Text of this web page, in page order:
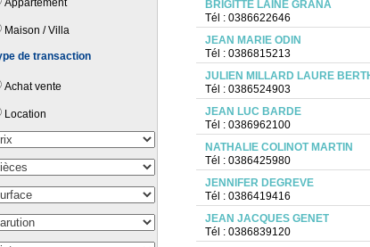
Appartement
Maison / Villa
de transaction
Achat vente
Location
BRIGITTE LAINE GRANA
Tél : 0386622646
JEAN MARIE ODIN
Tél : 0386815213
JULIEN MILLARD LAURE
Tél : 0386524903
JEAN LUC BARDE
Tél : 0386962100
NATHALIE COLINOT MARTIN
Tél : 0386425980
JENNIFER DEGREVE
Tél : 0386419416
JEAN JACQUES GENET
Tél : 0386839120